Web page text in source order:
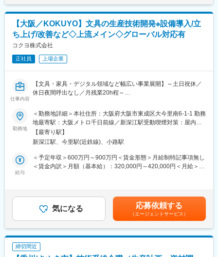
中で、当社はオフィス創りに関わるさまざまな製品の開発・サー
ビスを通じて質の高いビジネス環境の創造に挑戦しています。
残業は20時間/月程度です。関西工場は2022年10月竣工の新しい
工場で、2023年に一部リニューアルを行い、休憩スペースを充実
させ、従業員から要望のあった靴を脱いでリラックスする空間
や、仮眠が取れる空間を整えております。“工場を価値創出の場
へ”という新しい発想のもと、未来の働く環境を支える製品を生み
出しています。
■やりがい：
製品の「設計図」を実際の「モノ」へと具現化するプロセス
（QCD：品質・コスト・納期）を統括、改善するやりがいある業
機器などを扱っており、開発～設計～公務～検査の部隊と一緒に
モノづくりに携わることが可能です。
■イトーキについて：
ーディングカンパニーです。顧客ニーズを汲み取る生産供給に重
点を置いています。
【大阪／KOKUYO】文具の生産技術開発※設備導入/立
ち上げ/改善など◇上流メイン◇グローバル対応有
コクヨ株式会社
正社員 上場企業
仕事内容
【文具・家具・デジタル領域など幅広い事業展開】～土日祝休／
休日夜間呼出なし／月残業20h程～
◆職務内容
当社の中核事業であるグローバルステーショナリー事業本部に
て、世界品質の文房具づくりを支える最前線で、生産技術の力に
よりグローバルなものづくりをリードしていただきます。
既存設備の改善にとどまらず、自ら設備の設計・組立・改造にも
携わりながら、新しい価値を実現する生産設備の構想から立上げ
まで幅広く担っていただくポジションです。
設備改造、設備・生産立上げ など）
・新製品立上げ、および生産性向上・コストダウンの推進
・顧客ニーズを踏まえた新価値創造に向け、生産技術として継続
を実行
※設備保全やメンテナンスなどの業務は他部門で行っています。
勤務地
＜勤務地詳細＞本社住所：大阪府大阪市東成区大今里南6-1-1 勤務
地最寄駅：大阪メトロ千日前線／新深江駅受動喫煙対策：屋内全
面禁煙変更の範囲：会社の定める事業所（リモートワーク含む）
【最寄り駅】
新深江駅、今里駅(近鉄線)、小路駅
給与
＜予定年収＞600万円～900万円＜賃金形態＞月給制特記事項無し
＜賃金内訳＞月額（基本給）：320,000円～420,000円＜月給＞
回 ■賞与:年2回(夏、冬）賃金はあくまでも目安の金額であり、選
考を通じて上下する可能性があります。月給(月額)は固定手当を含
めた表記です。
気になる 応募依頼する
（エージェントサービス）
締切間近